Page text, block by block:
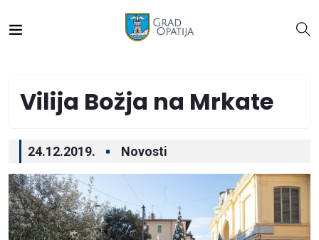
Vilija Božja na Mrkate
24.12.2019. Novosti